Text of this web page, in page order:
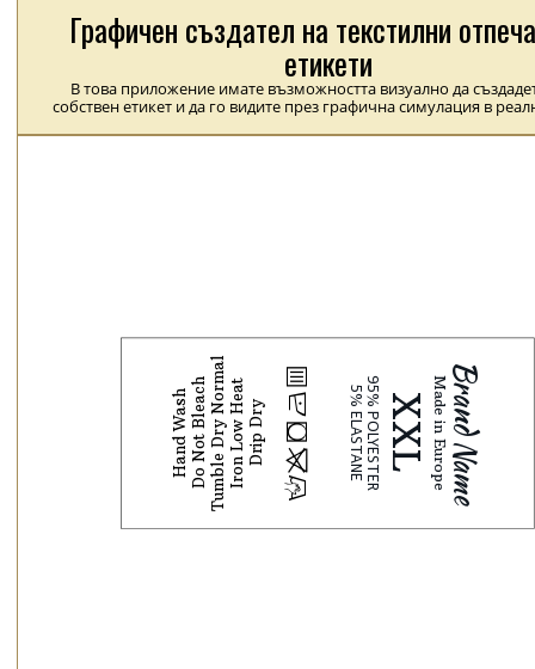
Графичен създател на текстилни
етикети
В това приложение имате възможността визуално да
собствен етикет и да го видите през графична симулация в
Hand WashDo Not BleachTumble Dry NormalIron Low HeatDrip Dry
H
p
j
N
b